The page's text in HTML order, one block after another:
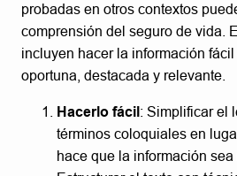
probadas en otros contextos
comprensión del seguro de vida.
incluyen hacer la información fácil
oportuna, destacada y relevante.
Hacerlo fácil : Simplificar el
términos coloquiales en
hace que la información sea